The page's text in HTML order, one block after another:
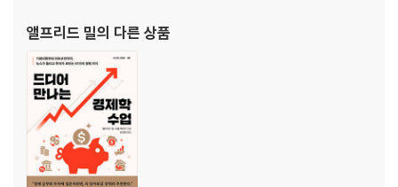
가장 이상적인 시장: 완전경쟁이라는 롤모델
넷플릭스는 어떻게 OTT 시장을 점유했나: 과점 시장의 명과 암
우체국에서만 편지를 보낼 수 있는 이유: 국가 독점의 순기능
석유를 둘러싼 검은 그림자: 카르텔과의 전쟁
주유소의 기름값이 매일 변하는 이유: 게임이론과 가격 전쟁
맥주 회사가 계속해서 새로운 광고를 찍는 이유: 계속되는 가격 전쟁과 떠
오르는 비가격 경쟁
앨프리드 밀의 다른 상품